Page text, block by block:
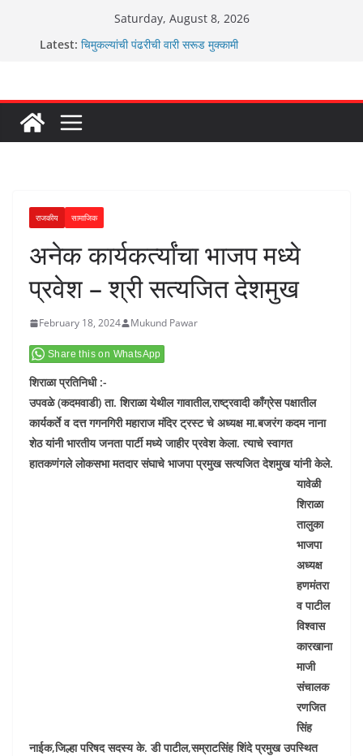
Saturday, August 8, 2026
Latest: चिमुकल्यांची पंढरीची वारी सरूड मुक्कामी
राजकीय सामाजिक
अनेक कार्यकर्त्यांचा भाजप मध्ये
प्रवेश – श्री सत्यजित देशमुख
February 18, 2024 Mukund Pawar
Share this on WhatsApp
शिराळा प्रतिनिधी :-
उपवळे (कदमवाडी) ता. शिराळा येथील गावातील,राष्ट्रवादी काँग्रेस पक्षातील
कार्यकर्ते व दत्त गगनगिरी महाराज मंदिर ट्रस्ट चे अध्यक्ष मा.बजरंग कदम नाना
शेठ यांनी भारतीय जनता पार्टी मध्ये जाहीर प्रवेश केला. त्याचे स्वागत
हातकणंगले लोकसभा मतदार संघाचे भाजपा प्रमुख सत्यजित देशमुख यांनी केले.
यावेळी
शिराळा
तालुका
भाजपा
अध्यक्ष
हणमंतरा
व पाटील
विश्वास
कारखाना
माजी
संचालक
रणजित
सिंह
नाईक,जिल्हा परिषद सदस्य के. डी पाटील,सम्राटसिंह शिंदे प्रमुख उपस्थित